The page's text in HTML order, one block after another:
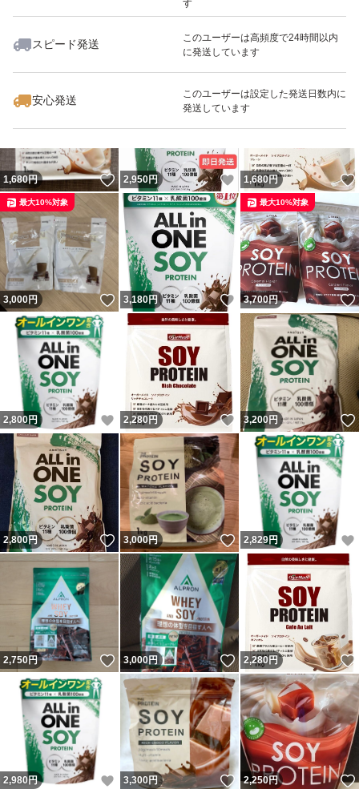
す
スピード発送
このユーザーは高頻度で24時間以内
に発送しています
安心発送
このユーザーは設定した発送日数内に
発送しています
いいね！
2,980
1,680円 いいね！
2,950円 いいね！
1,680円
3,000円 いいね！
最大10%対象
3,180円 いいね！
3,700円
最大10%対象
2,800円 いいね！
2,280 円 いいね！
3,200円
2,800円 いいね！
3,000円 いいね！
2,829円
2,750円 いいね！
3,000円 いいね！
2,280円
2,980円 いいね！
3,300円 いいね！
2,250円